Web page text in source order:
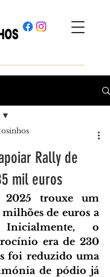
Rally de
mil euros
2025 trouxe um
de euros a
Inicialmente, o
era de 230
foi reduzido uma
de pódio já